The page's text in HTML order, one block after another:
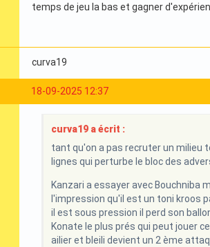
temps de jeu la bas et gagner
curva19
18-09-2025 12:37
curva19 a écrit :
tant qu'on a pas recruter un milieu
lignes qui perturbe le bloc des
Kanzari a essayer avec Bouchniba
l'impression qu'il est un toni kroos
il est sous pression il perd son
Konate le plus prés qui peut jouer
ailier et bleili devient un 2 ème